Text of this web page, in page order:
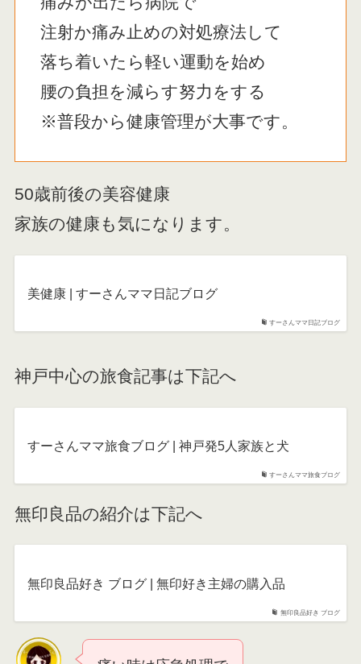
注射か痛み止めの対処療法して
落ち着いたら軽い運動を始め
腰の負担を減らす努力をする
※普段から健康管理が大事です。
50歳前後の美容健康
家族の健康も気になります。
すーさんママ日記ブログ
美健康 | すーさんママ日記ブログ
神戸中心の旅食記事は下記へ
すーさんママ旅食ブログ
すーさんママ旅食ブログ | 神戸発5人家族と犬
無印良品の紹介は下記へ
無印良品好き ブログ
無印良品好き ブログ | 無印好き主婦の購入品